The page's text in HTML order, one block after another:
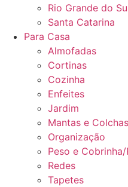
Rio Grande do
Santa Catarina
Para Casa
Almofadas
Cortinas
Cozinha
Enfeites
Jardim
Mantas e Colchas
Organização
Peso e
Redes
Tapetes